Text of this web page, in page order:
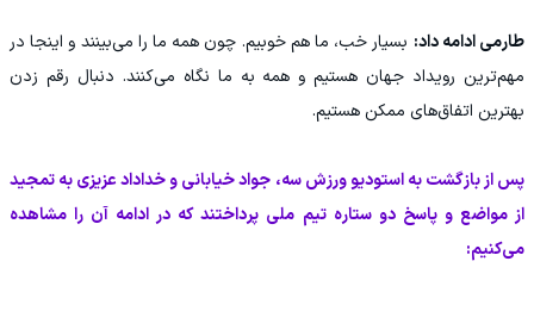
طارمی ادامه داد: بسیار خب، ما هم خوبیم. چون همه ما را می‌بینند و اینجا در
مهم‌ترین رویداد جهان هستیم و همه به ما نگاه می‌کنند. دنبال رقم زدن
بهترین اتفاق‌های ممکن هستیم.
پس از بازگشت‌ به استودیو ورزش سه، جواد خیابانی و‌ خداداد عزیزی به تمجید
از مواضع و پاسخ دو ستاره تیم ملی پرداختند که در ادامه آن را مشاهده
می‌کنیم: